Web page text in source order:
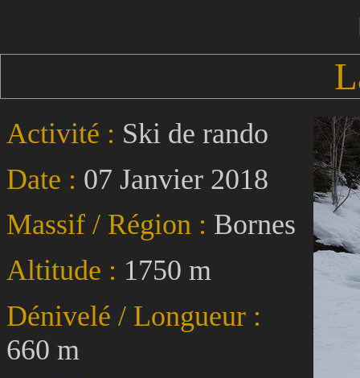
Activité : Ski de rando
Date : 07 Janvier 2018
Massif / Région : Bornes
Altitude : 1750 m
Dénivelé / Longueur :
660 m